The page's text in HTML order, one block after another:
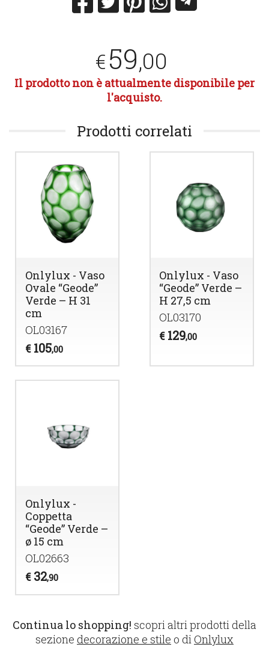
€59,00
Il prodotto non è attualmente disponibile per
l'acquisto.
Prodotti correlati
Onlylux - Vaso
Ovale “Geode”
Verde – H 31
cm
OL03167
€ 105,00
Onlylux - Vaso
“Geode” Verde –
H 27,5 cm
OL03170
€ 129,00
Onlylux -
Coppetta
“Geode” Verde –
ø 15 cm
OL02663
€ 32,90
Continua lo shopping! scopri altri prodotti della
sezione decorazione e stile o diOnlylux